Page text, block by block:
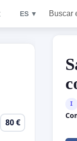
ES ▼ Buscar
I
80 €